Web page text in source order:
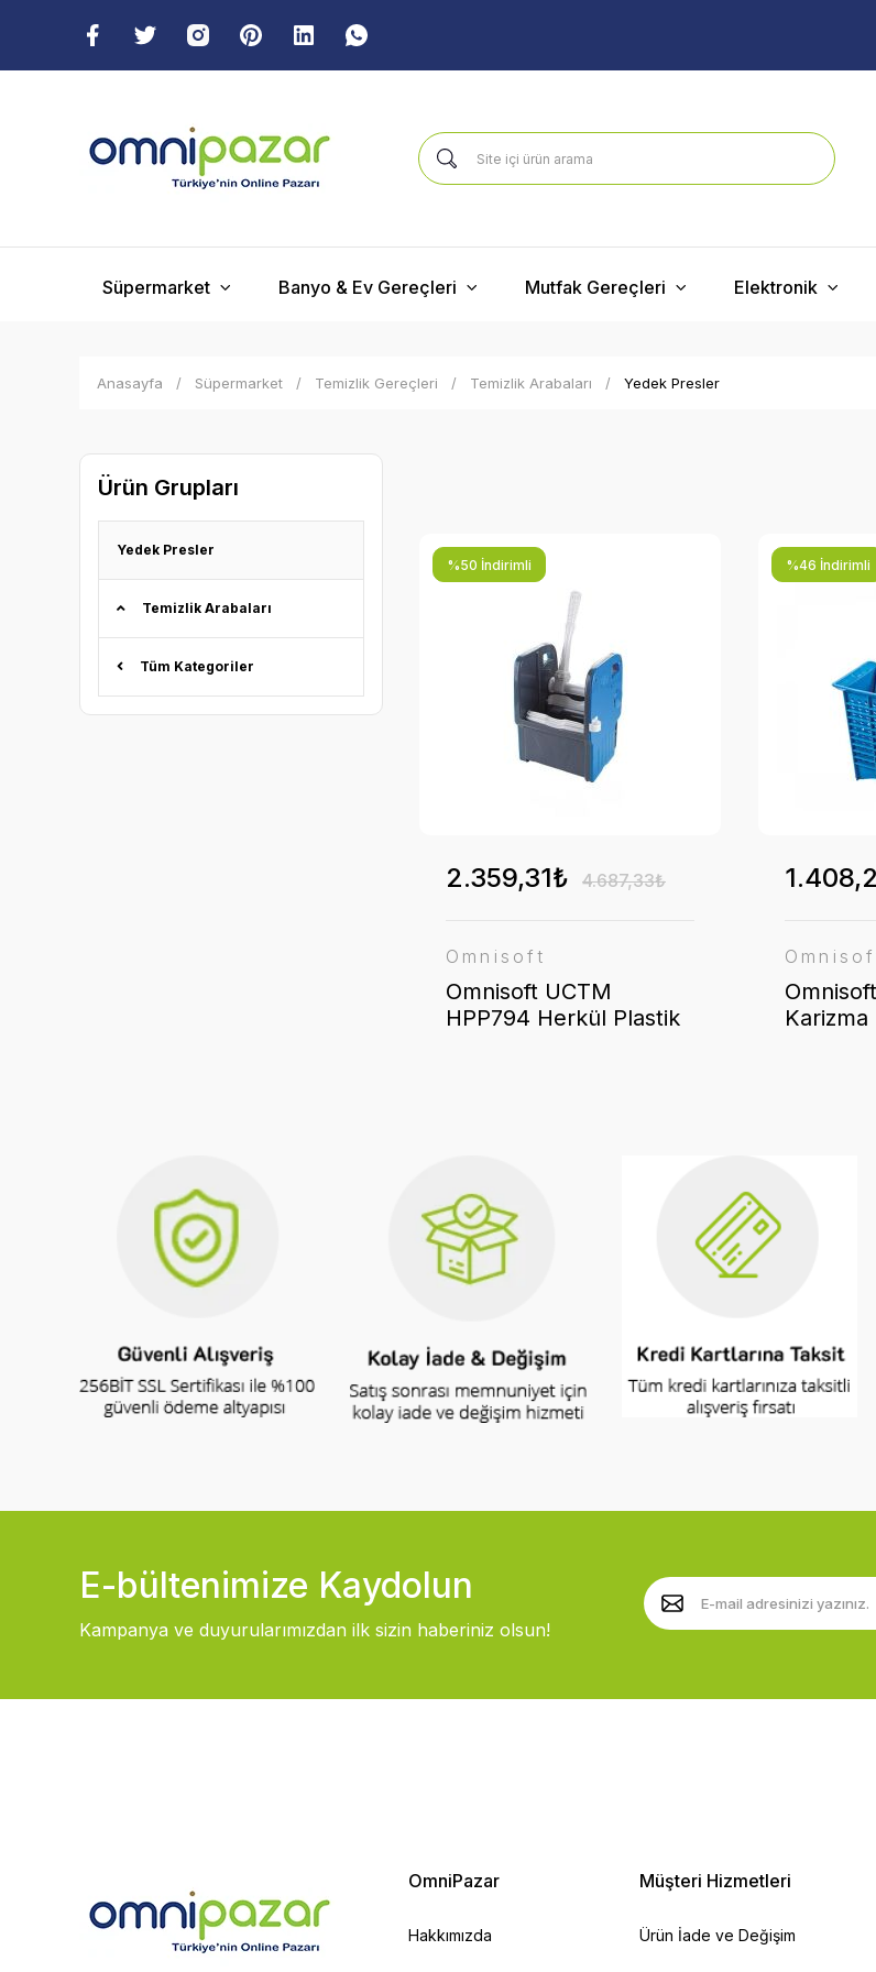
Süpermarket Banyo & Ev Gereçleri Mutfak Gereçleri Elektronik
Anasayfa Süpermarket Temizlik Gereçleri Temizlik Arabaları Yedek Presler
Ürün Grupları
Yedek Presler
Temizlik Arabaları
Tüm Kategoriler
%50 İndirimli
2.359,31₺ 4.687,33₺
Omnisoft
Omnisoft UCTM
HPP794 Herkül Plastik
%46 İndirimli
Karizma
E-bültenimize Kaydolun
Kampanya ve duyurularımızdan ilk sizin haberiniz olsun!
OmniPazar
Hakkımızda
Müşteri Hizmetleri
Ürün İade ve Değişim